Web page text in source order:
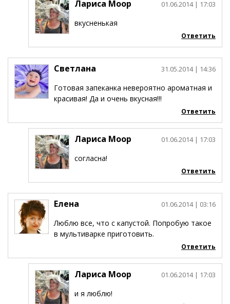
Лариса Моор 01.06.2014 | 17:03
вкусненькая
Ответить
Светлана 31.05.2014 | 14:36
Готовая запеканка невероятно ароматная и
красивая! Да и очень вкусная!!!
Ответить
Лариса Моор 01.06.2014 | 17:03
согласна!
Ответить
Елена 01.06.2014 | 03:16
Люблю все, что с капустой. Попробую такое
в мультиварке приготовить.
Ответить
Лариса Моор 01.06.2014 | 17:03
и я люблю!